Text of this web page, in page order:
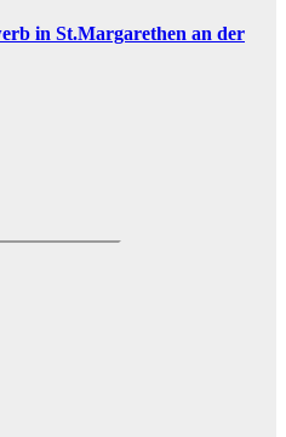
in St.Margarethen an der